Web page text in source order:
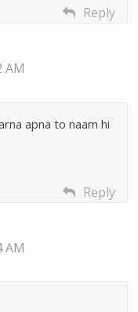
Reply
AM
apna to naam hi
Reply
AM